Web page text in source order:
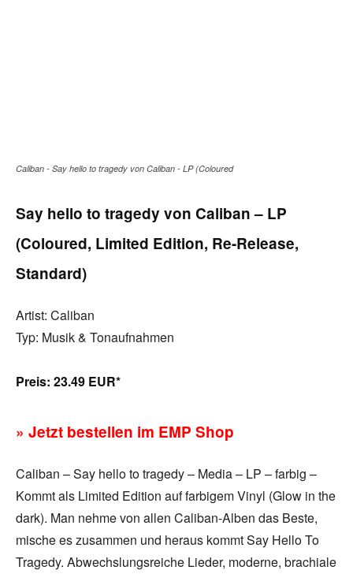
Caliban - Say hello to tragedy von Caliban - LP (Coloured
Say hello to tragedy von Caliban – LP
(Coloured, Limited Edition, Re-Release,
Standard)
Artist: Caliban
Typ: Musik & Tonaufnahmen
Preis: 23.49 EUR*
» Jetzt bestellen im EMP Shop
Caliban – Say hello to tragedy – Media – LP – farbig –
Kommt als Limited Edition auf farbigem Vinyl (Glow in the
dark). Man nehme von allen Caliban-Alben das Beste,
mische es zusammen und heraus kommt Say Hello To
Tragedy. Abwechslungsreiche Lieder, moderne, brachiale